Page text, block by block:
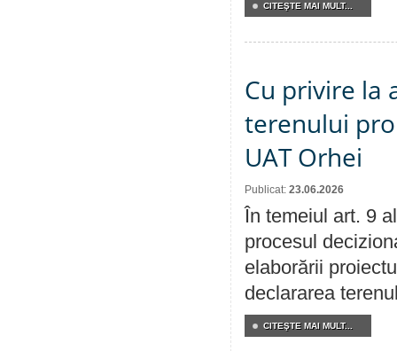
CITEŞTE MAI MULT...
Cu privire la
terenului
UAT Orhei
Publicat: 23.06.2026
În temeiul art. 9
procesul
elaborării
declararea
CITEŞTE MAI MULT...